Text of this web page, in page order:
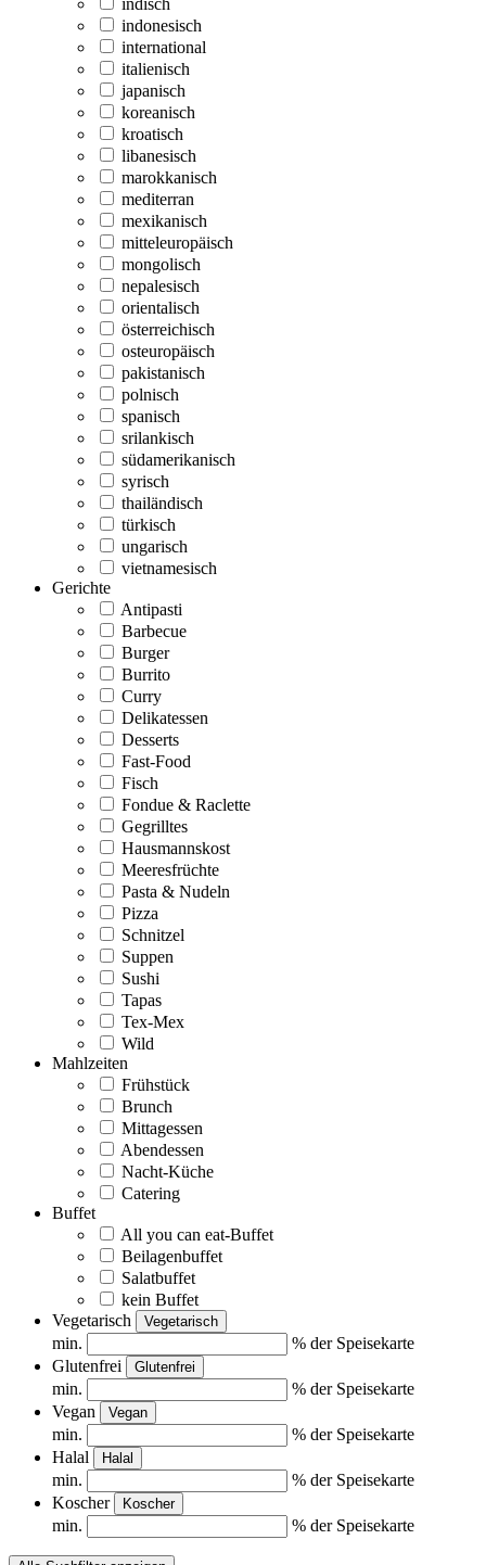
indonesisch
international
italienisch
japanisch
koreanisch
kroatisch
libanesisch
marokkanisch
mediterran
mexikanisch
mitteleuropäisch
mongolisch
nepalesisch
orientalisch
österreichisch
osteuropäisch
pakistanisch
polnisch
spanisch
srilankisch
südamerikanisch
syrisch
thailändisch
türkisch
ungarisch
vietnamesisch
Gerichte
Antipasti
Barbecue
Burger
Burrito
Curry
Delikatessen
Desserts
Fast-Food
Fisch
Fondue & Raclette
Gegrilltes
Hausmannskost
Meeresfrüchte
Pasta & Nudeln
Pizza
Schnitzel
Suppen
Sushi
Tapas
Tex-Mex
Wild
Mahlzeiten
Frühstück
Brunch
Mittagessen
Abendessen
Nacht-Küche
Catering
Buffet
All you can eat-Buffet
Beilagenbuffet
Salatbuffet
kein Buffet
Vegetarisch
Vegetarisch
min.
% der Speisekarte
Glutenfrei
Glutenfrei
min.
% der Speisekarte
Vegan
Vegan
min.
% der Speisekarte
Halal
Halal
min.
% der Speisekarte
Koscher
Koscher
min. % der Speisekarte